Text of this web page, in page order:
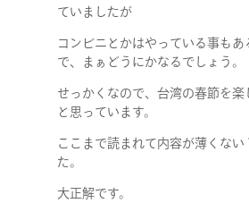
ていましたが
コンビニとかはやっている事もあ
で、まぁどうにかなるでしょう。
せっかくなので、台湾の春節を楽
と思っています。
ここまで読まれて内容が薄くない
た。
大正解です。